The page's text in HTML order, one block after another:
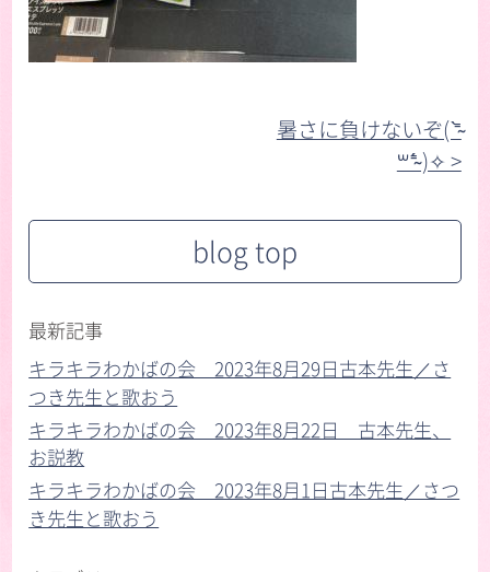
暑さに負けないぞ( ⁼̴̀
꒳⁼̴́ )✧ >︎
blog top
最新記事
キラキラわかばの会 2023年8月29日古本先生／さ
つき先生と歌おう
キラキラわかばの会 2023年8月22日 古本先生、
お説教
キラキラわかばの会 2023年8月1日古本先生／さつ
き先生と歌おう